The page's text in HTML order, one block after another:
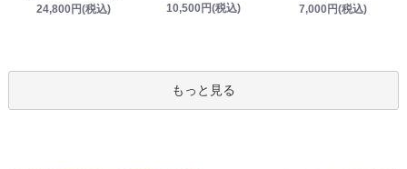
24,800円(税込)
10,500円(税込)
7,000円(税込)
もっと見る